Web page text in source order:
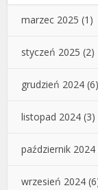
marzec 2025 (1)
styczeń 2025 (2)
grudzień 2024 (6)
listopad 2024 (3)
październik 2024
wrzesień 2024